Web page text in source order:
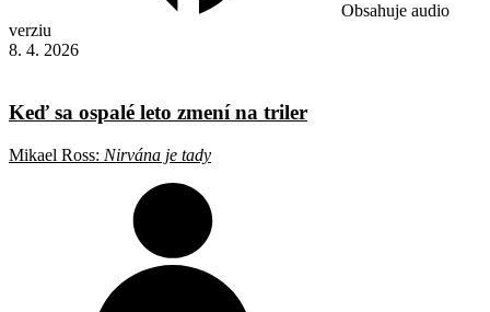
Obsahuje audio
verziu
8. 4. 2026
Keď sa ospalé leto zmení na triler
Mikael Ross: Nirvána je tady